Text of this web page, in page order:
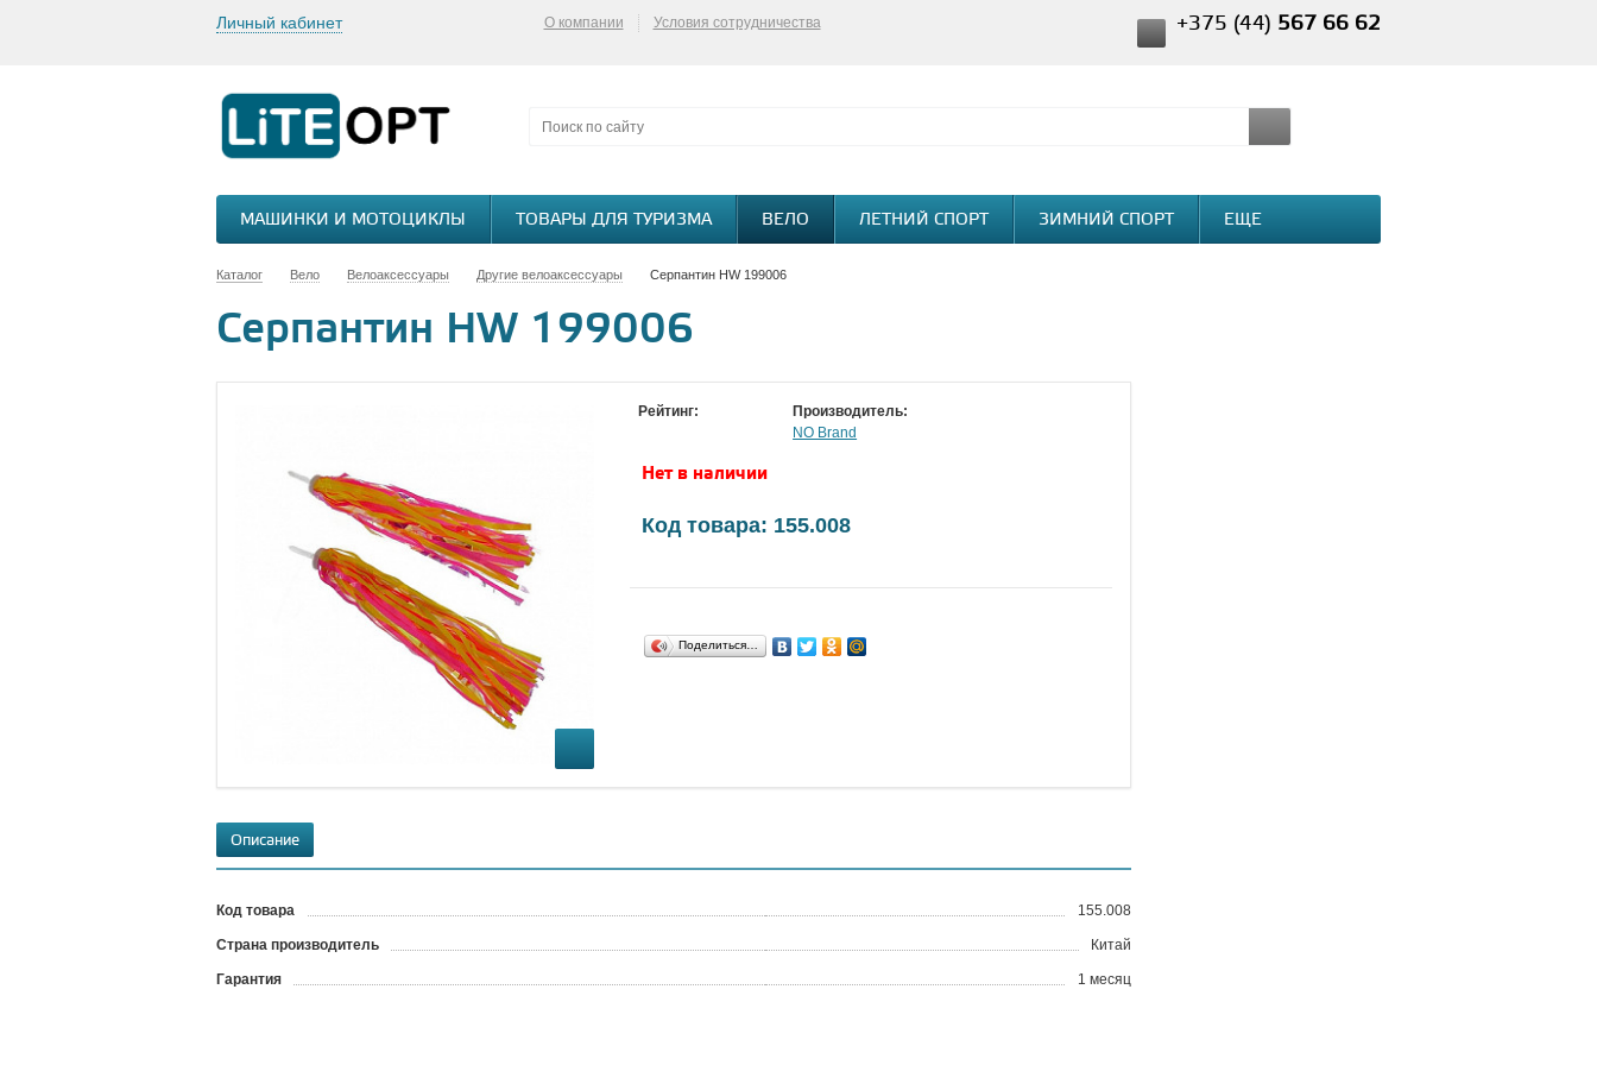
Личный кабинет О компании Условия сотрудничества +375 (44) 567 66 62
МАШИНКИ И МОТОЦИКЛЫ ТОВАРЫ ДЛЯ ТУРИЗМА ВЕЛО ЛЕТНИЙ СПОРТ ЗИМНИЙ СПОРТ ЕЩЕ
Каталог Вело Велоаксессуары Другие велоаксессуары Серпантин HW 199006
Серпантин HW 199006
Рейтинг:
Производитель:
NO Brand
Нет в наличии
Код товара: 155.008
Поделиться…
Описание
Код товара 155.008
Страна производитель Китай
Гарантия 1 месяц